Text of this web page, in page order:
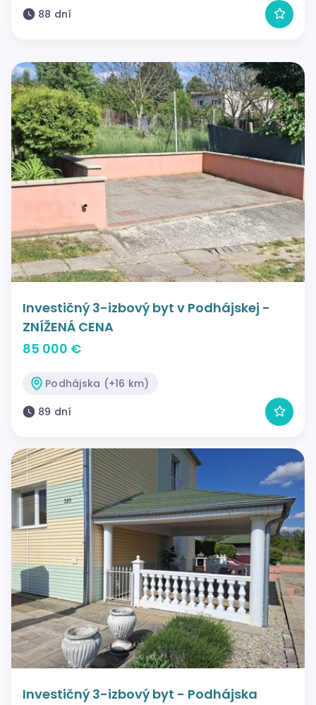
88 dní
Investičný 3-izbový byt v Podhájskej -
ZNÍŽENÁ CENA
85 000 €
Podhájska (+16 km)
89 dní
Investičný 3-izbový byt - Podhájska